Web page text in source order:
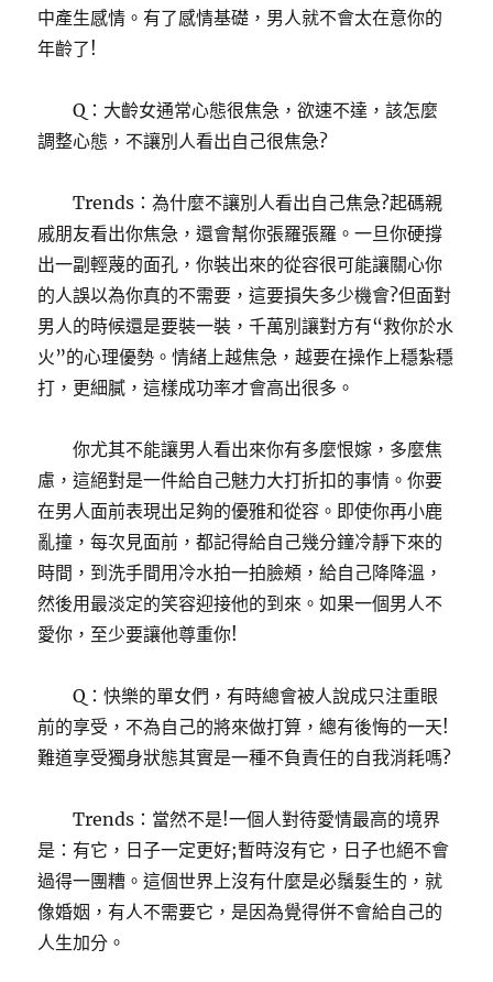
中產生感情。有了感情基礎，男人就不會太在意你的
年齡了!
Q：大齡女通常心態很焦急，欲速不達，該怎麼
調整心態，不讓別人看出自己很焦急?
Trends：為什麼不讓別人看出自己焦急?起碼親
戚朋友看出你焦急，還會幫你張羅張羅。一旦你硬撐
出一副輕蔑的面孔，你裝出來的從容很可能讓關心你
的人誤以為你真的不需要，這要損失多少機會?但面對
男人的時候還是要裝一裝，千萬別讓對方有“救你於水
火”的心理優勢。情緒上越焦急，越要在操作上穩紮穩
打，更細膩，這樣成功率才會高出很多。
你尤其不能讓男人看出來你有多麼恨嫁，多麼焦
慮，這絕對是一件給自己魅力大打折扣的事情。你要
在男人面前表現出足夠的優雅和從容。即使你再小鹿
亂撞，每次見面前，都記得給自己幾分鐘冷靜下來的
時間，到洗手間用冷水拍一拍臉頰，給自己降降溫，
然後用最淡定的笑容迎接他的到來。如果一個男人不
愛你，至少要讓他尊重你!
Q：快樂的單女們，有時總會被人說成只注重眼
前的享受，不為自己的將來做打算，總有後悔的一天!
難道享受獨身狀態其實是一種不負責任的自我消耗嗎?
Trends：當然不是!一個人對待愛情最高的境界
是：有它，日子一定更好;暫時沒有它，日子也絕不會
過得一團糟。這個世界上沒有什麼是必鬚髮生的，就
像婚姻，有人不需要它，是因為覺得併不會給自己的
人生加分。